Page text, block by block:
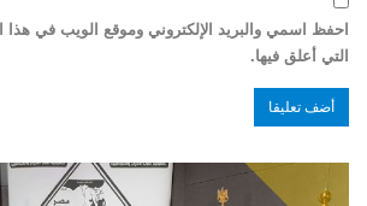
احفظ اسمي والبريد الإلكتروني وموقع الويب في هذا
التي أعلق فيها.